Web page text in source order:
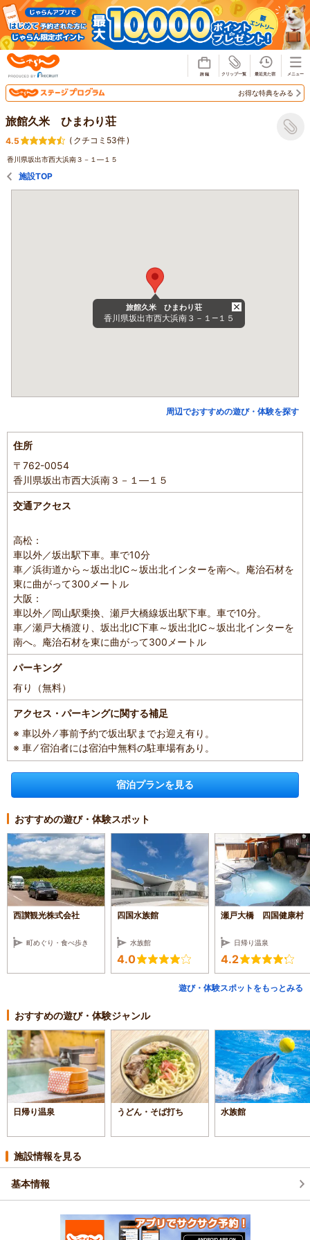
お得な特典をみる
旅館久米 ひまわり荘
4.5 ( クチコミ53件)
香川県坂出市西大浜南３－１―１５
施設TOP
旅館久米 ひまわり荘
香川県坂出市西大浜南３－１―１５
周辺でおすすめの遊び・体験を探す
住所
〒762-0054
香川県坂出市西大浜南３－１―１５
交通アクセス
高松：
車以外／坂出駅下車。車で10分
車／浜街道から～坂出北IC～坂出北インターを南へ。庵治石材を
東に曲がって300メートル
大阪：
車以外／岡山駅乗換、瀬戸大橋線坂出駅下車。車で10分。
車／瀬戸大橋渡り、坂出北IC下車～坂出北IC～坂出北インターを
南へ。庵治石材を東に曲がって300メートル
パーキング
有り（無料）
アクセス・パーキングに関する補足
※ 車以外 ⁄ 事前予約で坂出駅までお迎え有り。
※ 車 ⁄ 宿泊者には宿泊中無料の駐車場有あり。
宿泊プランを見る
おすすめの遊び・体験スポット
西讃観光株式会社
町めぐり・食べ歩き
四国水族館
水族館
4.0
瀬戸大橋 四国健康村
日帰り温泉
4.2
遊び・体験スポットをもっとみる
おすすめの遊び・体験ジャンル
日帰り温泉 うどん・そば打ち 水族館
施設情報を見る
基本情報